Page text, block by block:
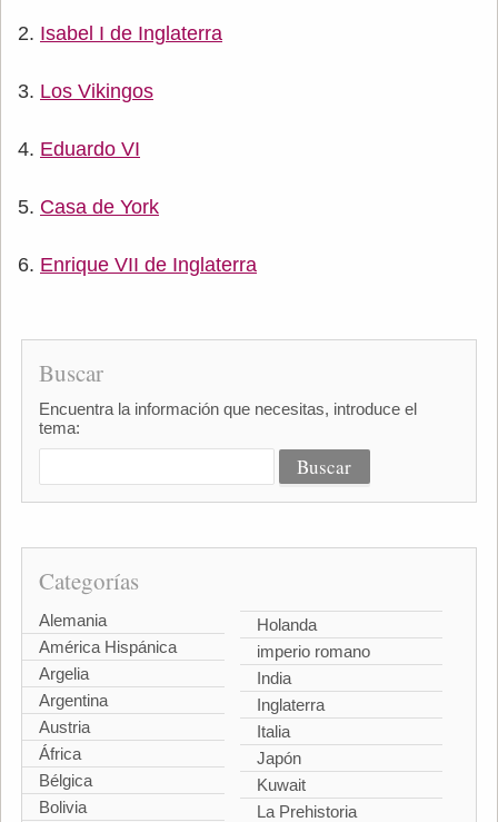
Isabel I de Inglaterra
Los Vikingos
Eduardo VI
Casa de York
Enrique VII de Inglaterra
Buscar
Encuentra la información que necesitas, introduce el
tema:
Categorías
Alemania
América Hispánica
Argelia
Argentina
Austria
África
Bélgica
Bolivia
Holanda
imperio romano
India
Inglaterra
Italia
Japón
Kuwait
La Prehistoria